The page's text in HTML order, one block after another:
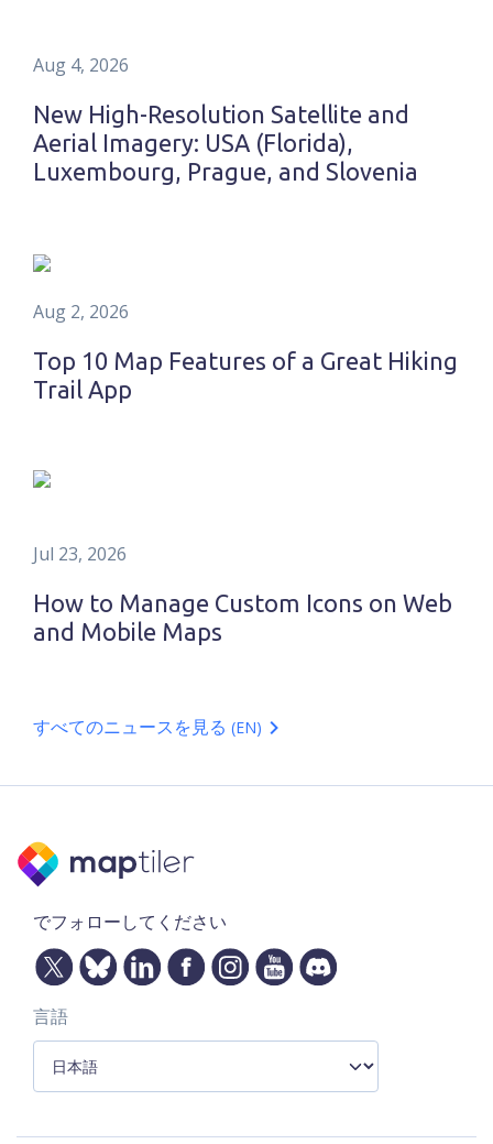
Aug 4, 2026
New High-Resolution Satellite and
Aerial Imagery: USA (Florida),
Luxembourg, Prague, and Slovenia
Aug 2, 2026
Top 10 Map Features of a Great Hiking
Trail App
Jul 23, 2026
How to Manage Custom Icons on Web
and Mobile Maps
すべてのニュースを見る (EN)
でフォローしてください
言語